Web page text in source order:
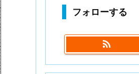
フォローする
